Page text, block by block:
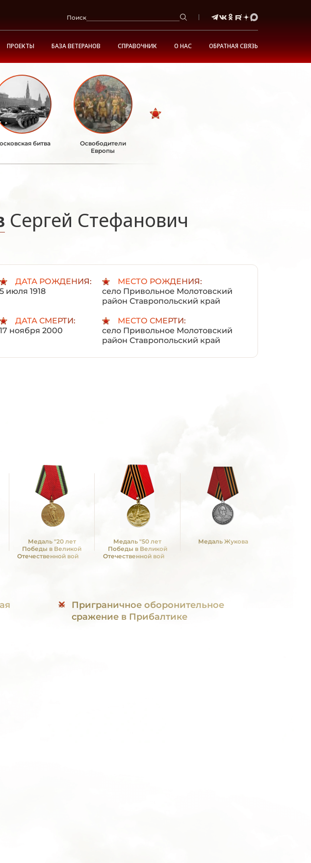
Поиск
ПРОЕКТЫ БАЗА ВЕТЕРАНОВ СПРАВОЧНИК О НАС ОБРАТНАЯ СВЯЗЬ
битва
Освободители
Европы
Сергей Стефанович
ДАТА РОЖДЕНИЯ:
5 июля 1918
МЕСТО РОЖДЕНИЯ:
село Привольное Молотовский
район Ставропольский край
ДАТА СМЕРТИ:
17 ноября 2000
МЕСТО СМЕРТИ:
село Привольное Молотовский
район Ставропольский край
Медаль "20 лет
Победы в Великой
Отечественной войне
Медаль "50 лет
Победы в Великой
Отечественной войне
Медаль Жукова
Приграничное оборонительное
сражение в Прибалтике